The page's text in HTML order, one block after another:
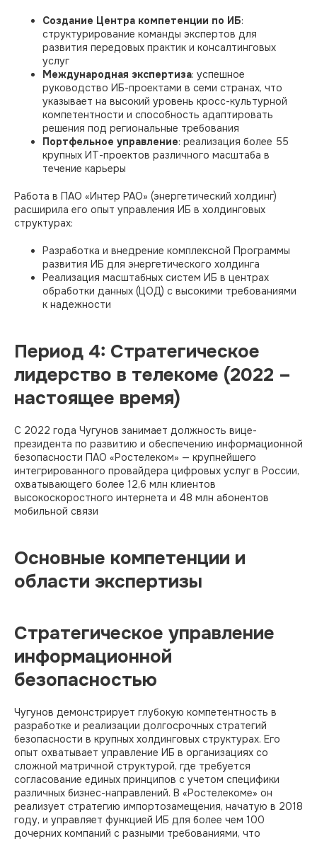
Создание Центра компетенции по ИБ:
структурирование команды экспертов для
развития передовых практик и консалтинговых
услуг
Международная экспертиза: успешное
руководство ИБ-проектами в семи странах, что
указывает на высокий уровень кросс-культурной
компетентности и способность адаптировать
решения под региональные требования
Портфельное управление: реализация более 55
крупных ИТ-проектов различного масштаба в
течение карьеры​
Работа в ПАО «Интер РАО» (энергетический холдинг)
расширила его опыт управления ИБ в холдинговых
структурах:
Разработка и внедрение комплексной Программы
развития ИБ для энергетического холдинга
Реализация масштабных систем ИБ в центрах
обработки данных (ЦОД) с высокими требованиями
к надежности​
Период 4: Стратегическое
лидерство в телекоме (2022 –
настоящее время)
С 2022 года Чугунов занимает должность вице-
президента по развитию и обеспечению информационной
безопасности ПАО «Ростелеком» — крупнейшего
интегрированного провайдера цифровых услуг в России,
охватывающего более 12,6 млн клиентов
высокоскоростного интернета и 48 млн абонентов
мобильной связи
Основные компетенции и
области экспертизы
Стратегическое управление
информационной
безопасностью
Чугунов демонстрирует глубокую компетентность в
разработке и реализации долгосрочных стратегий
безопасности в крупных холдинговых структурах. Его
опыт охватывает управление ИБ в организациях со
сложной матричной структурой, где требуется
согласование единых принципов с учетом специфики
различных бизнес-направлений. В «Ростелекоме» он
реализует стратегию импортозамещения, начатую в 2018
году, и управляет функцией ИБ для более чем 100
дочерних компаний с разными требованиями, что